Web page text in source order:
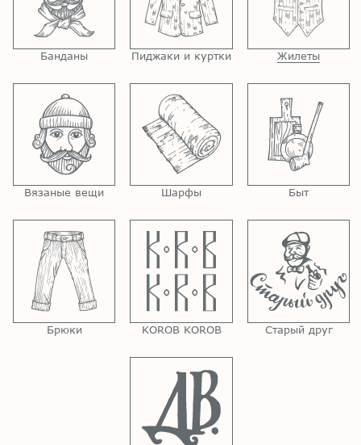
Банданы Пиджаки и куртки Жилеты
Вязаные вещи Шарфы Быт
Брюки KOROB KOROB Старый друг